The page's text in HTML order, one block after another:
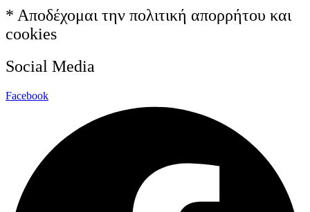
* Αποδέχομαι την πολιτική απορρήτου και
cookies
Social Media
Facebook